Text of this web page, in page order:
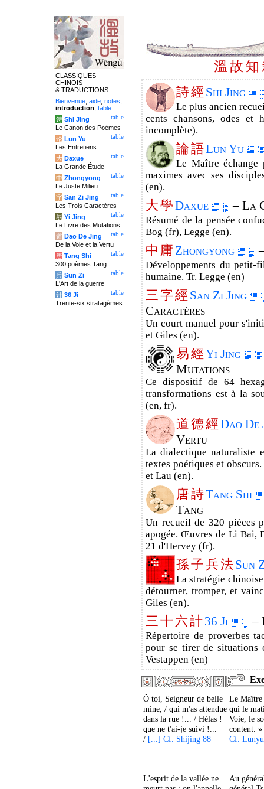
溫 故 知
詩經 Shi Jing
Le plus ancien
cents chansons, odes et
incomplète).
論語Lun Yu
Le Maître échange
maximes avec ses
(en).
大學Daxue – La
Résumé de la pensée
Bog (fr), Legge (en).
中 庸 Zhongyong
Développements du petit-
humaine. Tr. Legge (en)
三字經 San Zi Jing
Caractères
Un court manuel pour
et Giles (en).
易經Yi Jing
Mutations
Ce dispositif de 64
transformations est à la
(en, fr).
道德經Dao De
Vertu
La dialectique naturaliste
textes poétiques et
et Lau (en).
唐詩Tang Shi
Tang
Un recueil de 320 pièces
apogée. Œuvres de Li Bai,
21 d'Hervey (fr).
孫子兵法Sun
La stratégie
détourner, tromper, et
Giles (en).
三十六計36 Ji –
Répertoire de proverbes
pour se tirer de
Vestappen (en)
Ô toi, Seigneur de belle
mine, / qui m'as attendue
dans la rue !... / Hélas !
que ne t'ai-je suivi !...
/ [...] Cf. Shijing 88
Le
qui le
Voie, le
content. »
Cf.
L'esprit de la vallée ne
Au
CLASSIQUES
CHINOIS
& TRADUCTIONS
Bienvenue aide notes
introduction table
table
诗 Shi Jing
Le Canon des Poèmes
table
论 Lun Yu
Les Entretiens
table
大 Daxue
La Grande Étude
table
中 Zhongyong
Le Juste Milieu
table
字 San Zi Jing
Les Trois Caractères
table
易 Yi Jing
Le Livre des Mutations
table
道 Dao De Jing
De la Voie et la Vertu
table
唐 Tang Shi
300 poèmes Tang
table
兵 Sun Zi
L'Art de la guerre
table
计 36 Ji
Trente-six stratagèmes